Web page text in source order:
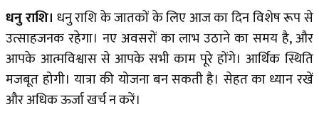
धनु राशि। धनु राशि के जातकों के लिए आज का दिन विशेष रूप से
उत्साहजनक रहेगा। नए अवसरों का लाभ उठाने का समय है, और
आपके आत्मविश्वास से आपके सभी काम पूरे होंगे। आर्थिक स्थिति
मजबूत होगी। यात्रा की योजना बन सकती है। सेहत का ध्यान रखें
और अधिक ऊर्जा खर्च न करें।